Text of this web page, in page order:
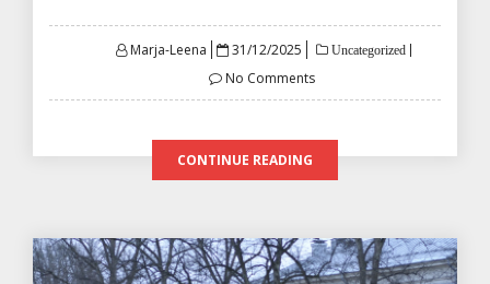
Marja-Leena
Posted
31/12/2025 Uncategorized
No Comments
CONTINUE READING